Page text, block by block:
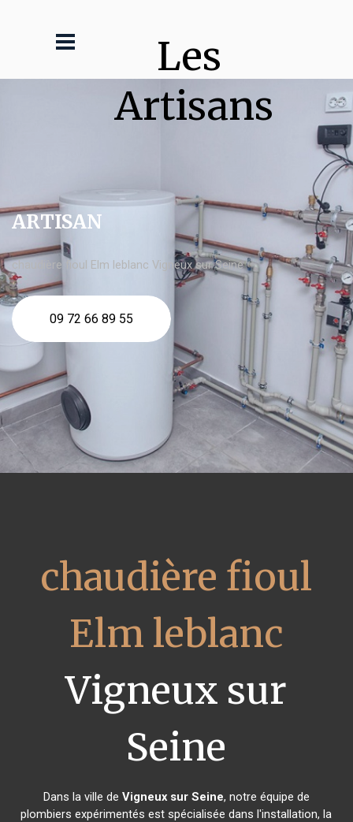
Les
Artisans
ARTISAN
chaudière fioul Elm leblanc Vigneux sur Seine
09 72 66 89 55
chaudière fioul
Elm leblanc
Vigneux sur
Seine
Dans la ville de Vigneux sur Seine, notre équipe de
plombiers expérimentés est spécialisée dans l'installation, la